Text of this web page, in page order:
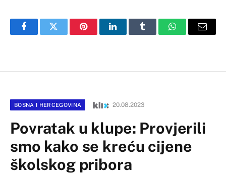
FacebookTwitter PinterestLinkedInTumblr WhatsAppEmail
BOSNA I HERCEGOVINA 20.08.2023
Povratak u klupe: Provjerili
smo kako se kreću cijene
školskog pribora